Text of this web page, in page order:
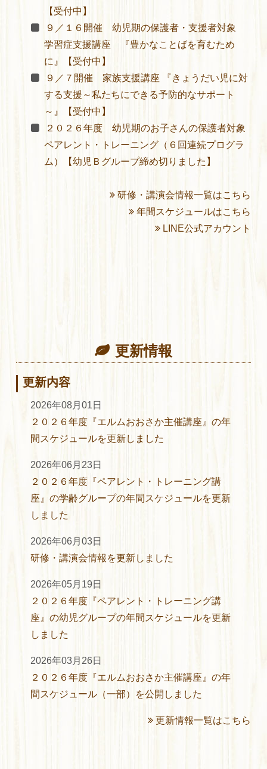
【受付中】
９／１６開催 幼児期の保護者・支援者対象
学習症支援講座 『豊かなことばを育むため
に』【受付中】
９／７開催 家族支援講座 『きょうだい児に対
する支援～私たちにできる予防的なサポート
～』【受付中】
２０２６年度 幼児期のお子さんの保護者対象
ペアレント・トレーニング（６回連続プログラ
ム）【幼児Ｂグループ締め切りました】
研修・講演会情報一覧はこちら
年間スケジュールはこちら
LINE公式アカウント
更新情報
更新内容
2026年08月01日
２０２６年度『エルムおおさか主催講座』の年
間スケジュールを更新しました
2026年06月23日
２０２６年度『ペアレント・トレーニング講
座』の学齢グループの年間スケジュールを更新
しました
2026年06月03日
研修・講演会情報を更新しました
2026年05月19日
２０２６年度『ペアレント・トレーニング講
座』の幼児グループの年間スケジュールを更新
しました
2026年03月26日
２０２６年度『エルムおおさか主催講座』の年
間スケジュール（一部）を公開しました
更新情報一覧はこちら